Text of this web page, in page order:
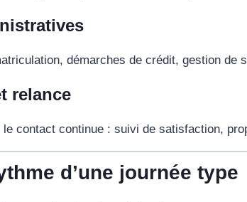
démarches de crédit, gestion
relance
contact continue : suivi de satisfaction,
d’une journée type